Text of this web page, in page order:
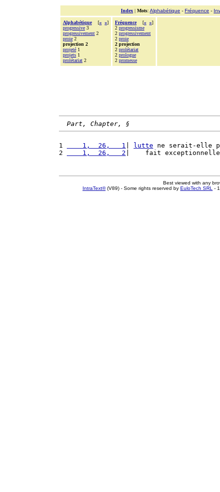
Index | Mots: Alphabétique - Fréquence -
Alphabétique [« »]
progressive 3
progressivement 2
proie 2
projection 2
projeté 1
projets 1
prolétariat 2
Fréquence [« »]
2 progressisme
2 progressivement
2 proie
2 projection
2 prolétariat
2 prologue
2 promesse
Part, Chapter, §
1
    1,  26,   1
lutte ne serait-elle
2
    1,  26,   2
|    fait
Best viewed with any
IntraText®(V89) - Some rights reserved by EuloTech SRL -